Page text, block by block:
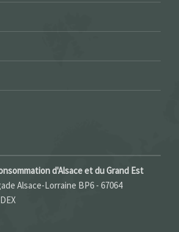
d'Alsace et du Grand Est
Alsace-Lorraine BP6 - 67064